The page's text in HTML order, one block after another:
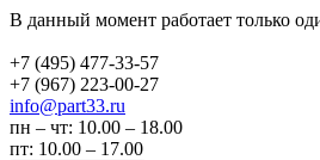
В данный момент работает только
+7 (495) 477-33-57
+7 (967) 223-00-27
info@part33.ru
пн – чт: 10.00 – 18.00
пт: 10.00 – 17.00